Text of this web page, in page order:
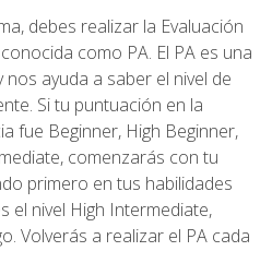
debes realizar la Evaluación
como PA. El PA es una
nos ayuda a saber el nivel de
Si tu puntuación en la
fue Beginner, High Beginner,
comenzarás con tu
primero en tus habilidades
el nivel High Intermediate,
Volverás a realizar el PA cada